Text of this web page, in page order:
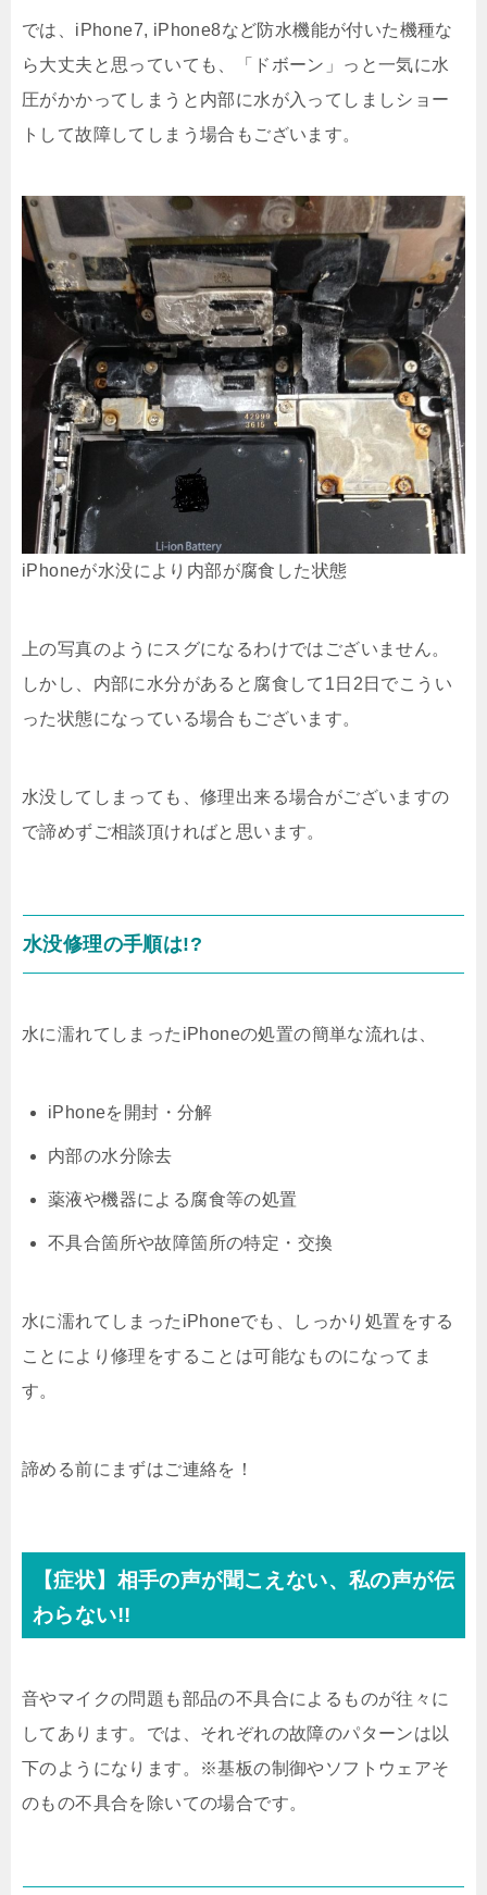
では、iPhone7, iPhone8など防水機能が付いた機種な
ら大丈夫と思っていても、「ドボーン」っと一気に水
圧がかかってしまうと内部に水が入ってしましショー
トして故障してしまう場合もございます。
iPhoneが水没により内部が腐食した状態
上の写真のようにスグになるわけではございません。
しかし、内部に水分があると腐食して1日2日でこうい
った状態になっている場合もございます。
水没してしまっても、修理出来る場合がございますの
で諦めずご相談頂ければと思います。
水没修理の手順は!?
水に濡れてしまったiPhoneの処置の簡単な流れは、
iPhoneを開封・分解
内部の水分除去
薬液や機器による腐食等の処置
不具合箇所や故障箇所の特定・交換
水に濡れてしまったiPhoneでも、しっかり処置をする
ことにより修理をすることは可能なものになってま
す。
諦める前にまずはご連絡を！
【症状】相手の声が聞こえない、私の声が伝
わらない!!
音やマイクの問題も部品の不具合によるものが往々に
してあります。では、それぞれの故障のパターンは以
下のようになります。※基板の制御やソフトウェアそ
のもの不具合を除いての場合です。